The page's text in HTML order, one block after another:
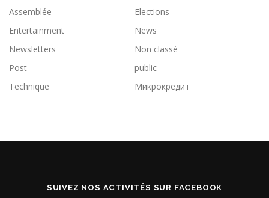
Assemblée
Elections
Entertainment
News
Newsletters
Non classé
Post
public
Technique
Микрокредит
SUIVEZ NOS ACTIVITÉS SUR FACEBOOK